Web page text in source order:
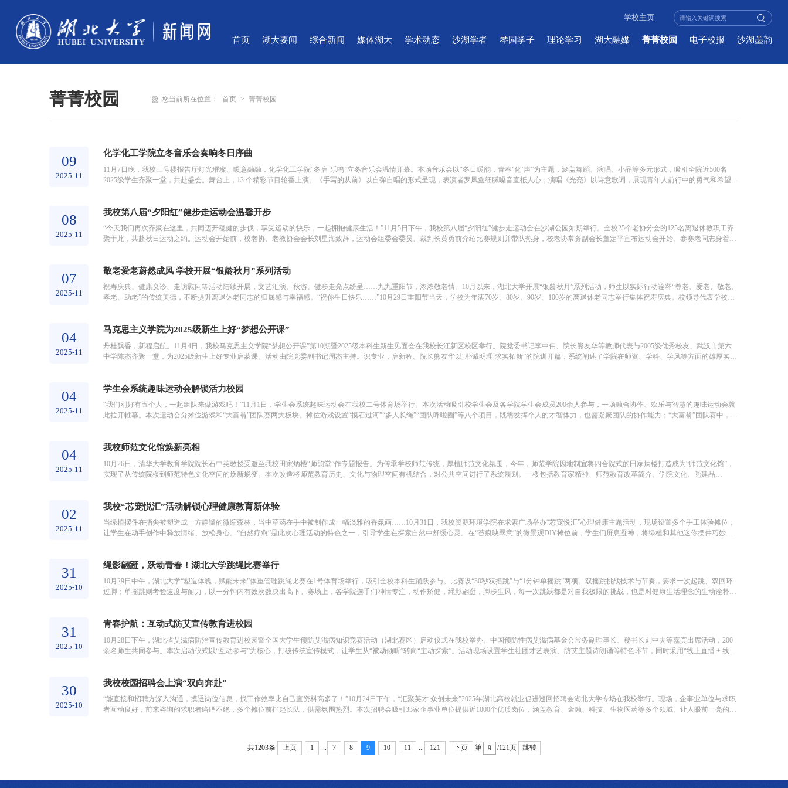
学校主页
首页 湖大要闻 综合新闻 媒体湖大 学术动态 沙湖学者 琴园学子 理论学习 湖大融媒 菁菁校园 电子校报 沙湖墨韵
菁菁校园 您当前所在位置： 首页 > 菁菁校园
09
2025-11
化学化工学院立冬音乐会奏响冬日序曲
11月7日晚，我校三号楼报告厅灯光璀璨、暖意融融，化学化工学院“冬启·乐鸣”立冬音乐会温情开幕。本场音乐会以“冬日暖韵，青春‘化’声”为主题，涵盖舞蹈、演唱、小品等多元形式，吸引全院近500名
2025级学生齐聚一堂，共赴盛会。舞台上，13 个精彩节目轮番上演。《手写的从前》以自弹自唱的形式呈现，表演者罗凤鑫细腻嗓音直抵人心；演唱《光亮》以诗意歌词，展现青年人前行中的勇气和希望，
08
2025-11
我校第八届“夕阳红”健步走运动会温馨开步
“今天我们再次齐聚在这里，共同迈开稳健的步伐，享受运动的快乐，一起拥抱健康生活！”11月5日下午，我校第八届“夕阳红”健步走运动会在沙湖公园如期举行。全校25个老协分会的125名离退休教职工齐
聚于此，共赴秋日运动之约。运动会开始前，校老协、老教协会会长刘星海致辞，运动会组委会委员、裁判长黄勇前介绍比赛规则并带队热身，校老协常务副会长董定平宣布运动会开始。参赛老同志身着统
07
2025-11
敬老爱老蔚然成风 学校开展“银龄秋月”系列活动
祝寿庆典、健康义诊、走访慰问等活动陆续开展，文艺汇演、秋游、健步走亮点纷呈……九九重阳节，浓浓敬老情。10月以来，湖北大学开展“银龄秋月”系列活动，师生以实际行动诠释“尊老、爱老、敬老、
孝老、助老”的传统美德，不断提升离退休老同志的归属感与幸福感。“祝你生日快乐……”10月29日重阳节当天，学校为年满70岁、80岁、90岁、100岁的离退休老同志举行集体祝寿庆典。校领导代表学校向
04
2025-11
马克思主义学院为2025级新生上好“梦想公开课”
丹桂飘香，新程启航。11月4日，我校马克思主义学院“梦想公开课”第10期暨2025级本科生新生见面会在我校长江新区校区举行。院党委书记李中伟、院长熊友华等教师代表与2005级优秀校友、武汉市第六
中学陈杰齐聚一堂，为2025级新生上好专业启蒙课。活动由院党委副书记周杰主持。识专业，启新程。院长熊友华以“朴诚明理 求实拓新”的院训开篇，系统阐述了学院在师资、学科、学风等方面的雄厚实
04
2025-11
学生会系统趣味运动会解锁活力校园
“我们刚好有五个人，一起组队来做游戏吧！”11月1日，学生会系统趣味运动会在我校二号体育场举行。本次活动吸引校学生会及各学院学生会成员200余人参与，一场融合协作、欢乐与智慧的趣味运动会就
此拉开帷幕。本次运动会分摊位游戏和“大富翁”团队赛两大板块。摊位游戏设置“摸石过河”“多人长绳”“团队呼啦圈”等八个项目，既需发挥个人的才智体力，也需凝聚团队的协作能力；“大富翁”团队赛中，各
04
2025-11
我校师范文化馆焕新亮相
10月26日，清华大学教育学院院长石中英教授受邀至我校田家炳楼“师韵堂”作专题报告。为传承学校师范传统，厚植师范文化氛围，今年，师范学院因地制宜将四合院式的田家炳楼打造成为“师范文化馆”，
实现了从传统院楼到师范特色文化空间的焕新蜕变。本次改造将师范教育历史、文化与物理空间有机结合，对公共空间进行了系统规划。一楼包括教育家精神、师范教育改革简介、学院文化、党建品
02
2025-11
我校“芯宠悦汇”活动解锁心理健康教育新体验
当绿植摆件在指尖被塑造成一方静谧的微缩森林，当中草药在手中被制作成一幅淡雅的香氛画……10月31日，我校资源环境学院在求索广场举办“芯宠悦汇”心理健康主题活动，现场设置多个手工体验摊位，
让学生在动手创作中释放情绪、放松身心。“自然疗愈”是此次心理活动的特色之一，引导学生在探索自然中舒缓心灵。在“苔痕映翠意”的微景观DIY摊位前，学生们屏息凝神，将绿植和其他迷你摆件巧妙组
31
2025-10
绳影翩跹，跃动青春！湖北大学跳绳比赛举行
10月29日中午，湖北大学“塑造体魄，赋能未来”体重管理跳绳比赛在1号体育场举行，吸引全校本科生踊跃参与。比赛设“30秒双摇跳”与“1分钟单摇跳”两项。双摇跳挑战技术与节奏，要求一次起跳、双回环
过脚；单摇跳则考验速度与耐力，以一分钟内有效次数决出高下。赛场上，各学院选手们神情专注，动作矫健，绳影翩跹，脚步生风，每一次跳跃都是对自我极限的挑战，也是对健康生活理念的生动诠释。
31
2025-10
青春护航：互动式防艾宣传教育进校园
10月28日下午，湖北省艾滋病防治宣传教育进校园暨全国大学生预防艾滋病知识竞赛活动（湖北赛区）启动仪式在我校举办。中国预防性病艾滋病基金会常务副理事长、秘书长刘中夫等嘉宾出席活动，200
余名师生共同参与。本次启动仪式以“互动参与”为核心，打破传统宣传模式，让学生从“被动倾听”转向“主动探索”。活动现场设置学生社团才艺表演、防艾主题诗朗诵等特色环节，同时采用“线上直播 + 线下
30
2025-10
我校校园招聘会上演“双向奔赴”
“能直接和招聘方深入沟通，摸透岗位信息，找工作效率比自己查资料高多了！”10月24日下午，“汇聚英才 众创未来”2025年湖北高校就业促进巡回招聘会湖北大学专场在我校举行。现场，企事业单位与求职
者互动良好，前来咨询的求职者络绎不绝，多个摊位前排起长队，供需氛围热烈。本次招聘会吸引33家企事业单位提供近1000个优质岗位，涵盖教育、金融、科技、生物医药等多个领域。让人眼前一亮的
共1203条 上页 1 ... 7 8 9 10 11 ... 121 下页 第 /121页 跳转